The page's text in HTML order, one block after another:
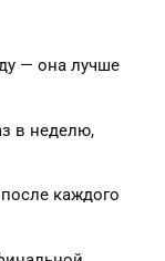
— она лучше
в неделю,
каждого